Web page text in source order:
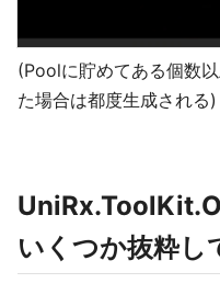
(Poolに貯めてある個数
た場合は都度生成される)
いくつか抜粋し